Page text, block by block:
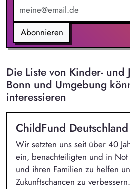
sorgen so für reibungslose Abläufe
Versorgung.
Abonnieren
Die Liste von Kinder- und
Bonn und Umgebung
interessieren
ChildFund Deutschland
Wir setzten uns seit über 40
ein, benachteiligten und in
und ihren Familien zu helfen
Zukunftschancen zu verbessern.